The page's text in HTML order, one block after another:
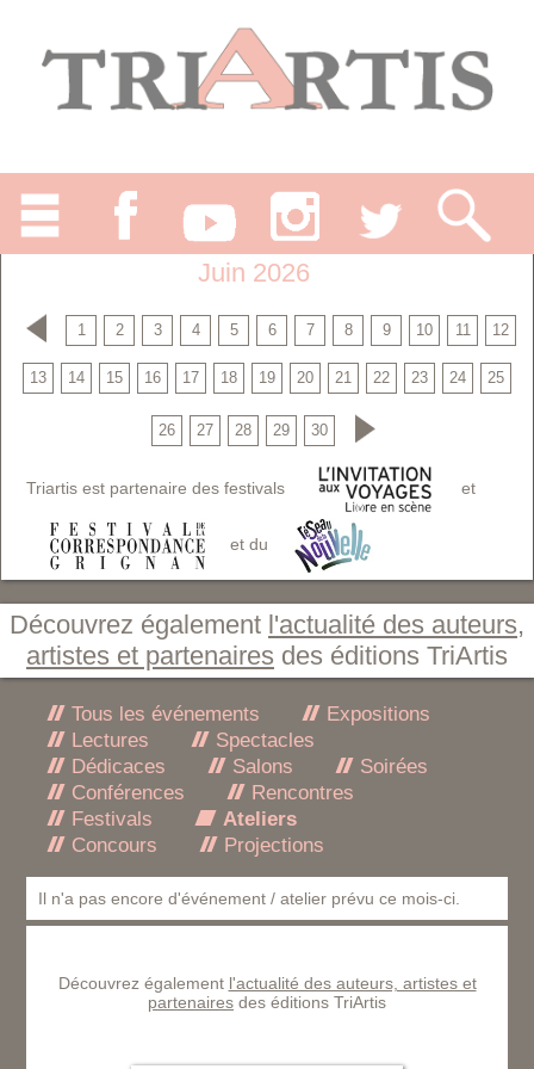
Juin 2026
1 2 3 4 5 6 7 8 9 10 11 12
13 14 15 16 17 18 19 20 21 22 23 24 25
26 27 28 29 30
Triartis est partenaire des festivals et
et du
Découvrez également l'actualité des auteurs,
artistes et partenaires des éditions TriArtis
Tous les événements
Expositions
Lectures
Spectacles
Dédicaces
Salons
Soirées
Conférences
Rencontres
Festivals
Ateliers
Concours
Projections
Il n'a pas encore d'événement / atelier prévu ce mois-ci.
Découvrez également l'actualité des auteurs, artistes et
partenaires des éditions TriArtis